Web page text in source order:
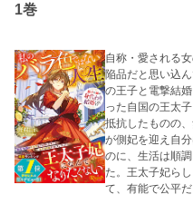
初回公開日時 2024.04.16
週間ポイント 256,444 pt (27
月間ポイント 1,201,803 pt
年間ポイント 18,105,295 pt
57,754,461 pt
1巻
自称・愛される
陥品だと思い込
の王子と電撃結
った自国の王太
抵抗したものの
が側妃を迎え自
のに、生活は順
た。王太子妃ら
て、有能で公平